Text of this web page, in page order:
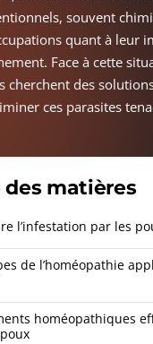
souvent
quant à leur
Face à cette
cherchent des
ces parasites
des matières
l’infestation par les
de l’homéopathie
homéopathiques